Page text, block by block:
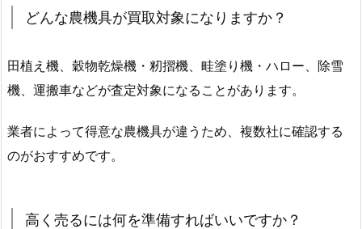
どんな農機具が買取対象になりますか？
田植え機、穀物乾燥機・籾摺機、畦塗り機・ハロー、除雪
機、運搬車などが査定対象になることがあります。
業者によって得意な農機具が違うため、複数社に確認する
のがおすすめです。
高く売るには何を準備すればいいですか？